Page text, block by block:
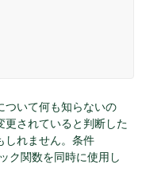
ついて何も知らないの
更されていると判断した
しれません。条件
ク関数を同時に使用し